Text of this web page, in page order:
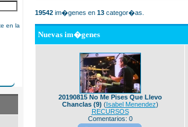
en la
19542 im�genes en 13 categor�as.
Nuevas im�genes
20190815 No Me Pises Que Llevo
Chanclas (9) (Isabel Menendez)
RECURSOS
Comentarios: 0